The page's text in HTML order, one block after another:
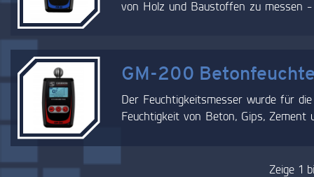
von Holz und Baustoffen zu messen -
GM-200
Der Feuchtigkeitsmesser wurde für
Feuchtigkeit von Beton, Gips, Zement
Zeige 1